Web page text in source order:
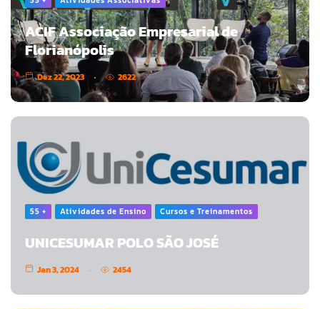
ACIF Associação Empresarial de
Florianópolis
Dez 22, 2023 2622
55 + Atividades de Ensino Cursos e Treinamentos
UNICESUMAR POLO SÃO JOSÉ
Jan 3, 2024 2454